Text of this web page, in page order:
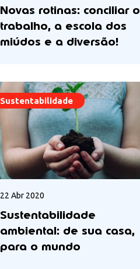
Novas rotinas: conciliar o
trabalho, a escola dos
miúdos e a diversão!
Sustentabilidade
22 Abr 2020
Sustentabilidade
ambiental: de sua casa,
para o mundo